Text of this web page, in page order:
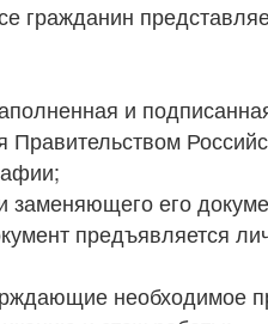
гражданин
и
Правительством
заменяющего его
предъявляется
необходимое